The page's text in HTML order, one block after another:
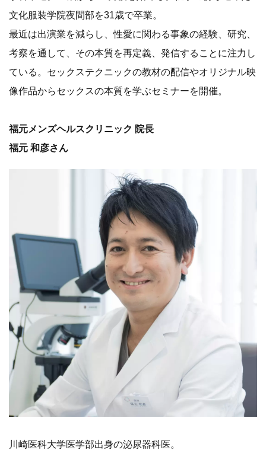
文化服装学院夜間部を31歳で卒業。
最近は出演業を減らし、性愛に関わる事象の経験、研究、
考察を通して、その本質を再定義、発信することに注力し
ている。セックステクニックの教材の配信やオリジナル映
像作品からセックスの本質を学ぶセミナーを開催。
福元メンズヘルスクリニック 院長
福元 和彦さん
川崎医科大学医学部出身の泌尿器科医。